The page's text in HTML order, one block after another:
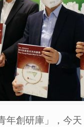
創研庫」，今